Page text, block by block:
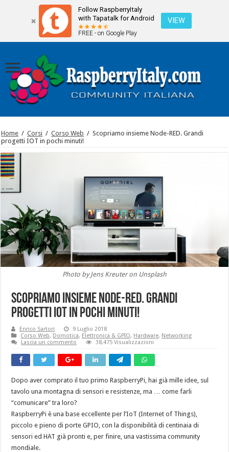
Follow RaspberryItaly
with Tapatalk for Android
FREE - on Google Play
VIEW
Home / Corsi / Corso Web / Scopriamo insieme Node-RED. Grandi
progetti IOT in pochi minuti!
Photo by Jens Kreuter on Unsplash
Scopriamo insieme Node-RED. Grandi
progetti IOT in pochi minuti!
Enrico Sartori
9 Luglio 2018
Corso Web, Domotica, Elettronica & GPIO, Hardware, Networking
Lascia un commento
38,475 Visualizzazioni
Dopo aver comprato il tuo primo RaspberryPi, hai già mille idee, sul
tavolo una montagna di sensori e resistenze, ma … come farli
“comunicare” tra loro?
RaspberryPi è una base eccellente per l’IoT (Internet of Things),
piccolo e pieno di porte GPIO, con la disponibilità di centinaia di
sensori ed HAT già pronti e, per finire, una vastissima community
mondiale.